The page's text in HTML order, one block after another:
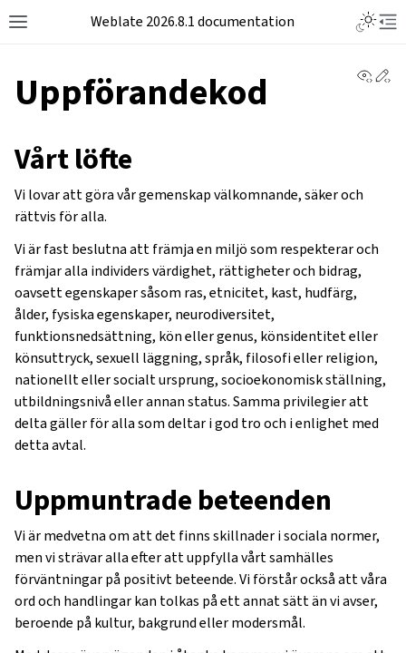
Weblate 2026.8.1 documentation
Uppförandekod
Vårt löfte
Vi lovar att göra vår gemenskap välkomnande, säker och
rättvis för alla.
Vi är fast beslutna att främja en miljö som respekterar och
främjar alla individers värdighet, rättigheter och bidrag,
oavsett egenskaper såsom ras, etnicitet, kast, hudfärg,
ålder, fysiska egenskaper, neurodiversitet,
funktionsnedsättning, kön eller genus, könsidentitet eller
könsuttryck, sexuell läggning, språk, filosofi eller religion,
nationellt eller socialt ursprung, socioekonomisk ställning,
utbildningsnivå eller annan status. Samma privilegier att
delta gäller för alla som deltar i god tro och i enlighet med
detta avtal.
Uppmuntrade beteenden
Vi är medvetna om att det finns skillnader i sociala normer,
men vi strävar alla efter att uppfylla vårt samhälles
förväntningar på positivt beteende. Vi förstår också att våra
ord och handlingar kan tolkas på ett annat sätt än vi avser,
beroende på kultur, bakgrund eller modersmål.